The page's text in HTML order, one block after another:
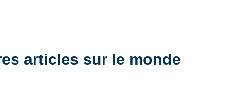
articles sur le monde